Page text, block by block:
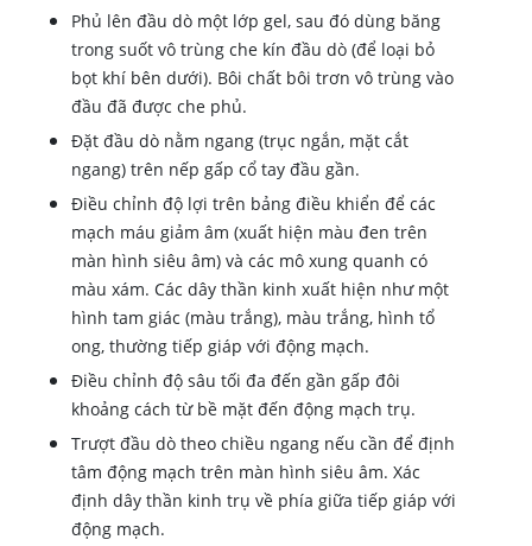
Phủ lên đầu dò một lớp gel, sau đó dùng băng
trong suốt vô trùng che kín đầu dò (để loại bỏ
bọt khí bên dưới). Bôi chất bôi trơn vô trùng vào
đầu đã được che phủ.
Đặt đầu dò nằm ngang (trục ngắn, mặt cắt
ngang) trên nếp gấp cổ tay đầu gần.
Điều chỉnh độ lợi trên bảng điều khiển để các
mạch máu giảm âm (xuất hiện màu đen trên
màn hình siêu âm) và các mô xung quanh có
màu xám. Các dây thần kinh xuất hiện như một
hình tam giác (màu trắng), màu trắng, hình tổ
ong, thường tiếp giáp với động mạch.
Điều chỉnh độ sâu tối đa đến gần gấp đôi
khoảng cách từ bề mặt đến động mạch trụ.
Trượt đầu dò theo chiều ngang nếu cần để định
tâm động mạch trên màn hình siêu âm. Xác
định dây thần kinh trụ về phía giữa tiếp giáp với
động mạch.